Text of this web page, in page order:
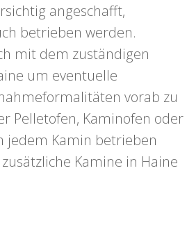
angeschafft,
betrieben werden.
mit dem zuständigen
um eventuelle
vorab zu
Pelletofen, Kaminofen oder
jedem Kamin betrieben
Kamine in Haine